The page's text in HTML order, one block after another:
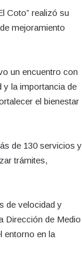
Coto” realizó su
mejoramiento
un encuentro con
y la importancia de
el bienestar
de 130 servicios y
trámites,
de velocidad y
Dirección de Medio
entorno en la